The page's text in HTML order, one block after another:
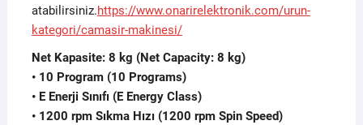
atabilirsiniz.https://www.onarirelektronik.com/urun-
kategori/camasir-makinesi/
Net Kapasite: 8 kg (Net Capacity: 8 kg)
• 10 Program (10 Programs)
• E Enerji Sınıfı (E Energy Class)
• 1200 rpm Sıkma Hızı (1200 rpm Spin Speed)